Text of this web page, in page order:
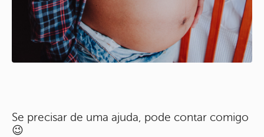
Se precisar de uma ajuda, pode contar comigo
😉